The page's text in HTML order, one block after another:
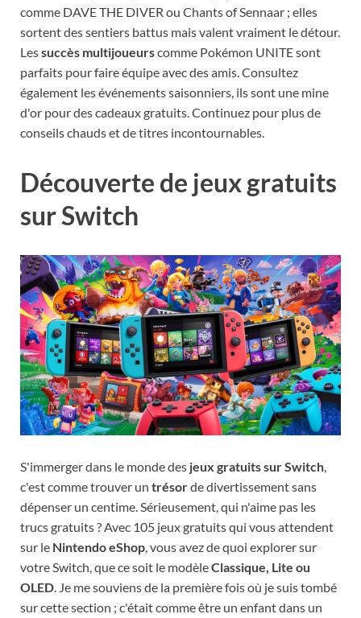
comme DAVE THE DIVER ou Chants of Sennaar ; elles
sortent des sentiers battus mais valent vraiment le détour.
Lessuccès multijoueurscomme Pokémon UNITE sont
parfaits pour faire équipe avec des amis. Consultez
également les événements saisonniers, ils sont une mine
d'or pour des cadeaux gratuits. Continuez pour plus de
conseils chauds et de titres incontournables.
Découverte de jeux gratuits
sur Switch
S'immerger dans le monde des jeux gratuits sur Switch
c'est comme trouver un trésorde divertissement sans
dépenser un centime. Sérieusement, qui n'aime pas les
trucs gratuits ? Avec 105 jeux gratuits qui vous attendent
sur le Nintendo eShop , vous avez de quoi explorer sur
votre Switch, que ce soit le modèleClassique, Lite ou
OLED . Je me souviens de la première fois où je suis tombé
sur cette section ; c'était comme être un enfant dans un